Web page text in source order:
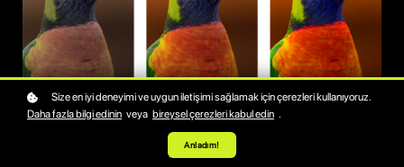
Aynı zamanda doygunluk ayarı görüntüdeki tüm renklere etki
etmektedir. Yani doygunluk arttırıldığında veya azaltıldığında
Size en iyi deneyimi ve uygun iletişimi sağlamak için çerezleri kullanıyoruz.
Daha fazla bilgi edinin veya bireysel çerezleri kabul edin .
Anladım!